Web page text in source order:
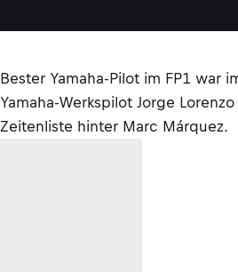
Bester Yamaha-Pilot im FP1 war
Yamaha-Werkspilot Jorge
Zeitenliste hinter Marc Márquez.